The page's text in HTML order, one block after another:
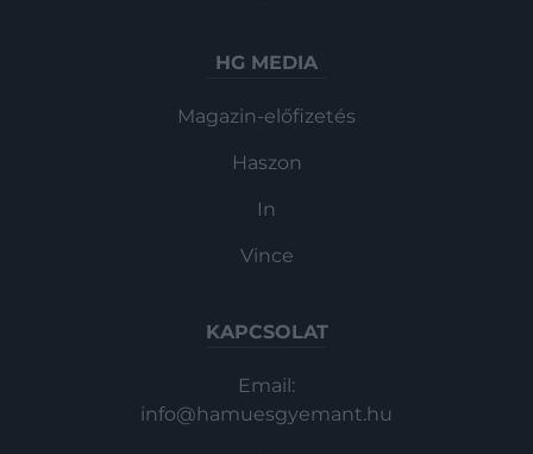
HG MEDIA
Magazin-előfizetés
Haszon
In
Vince
KAPCSOLAT
Email:
info@hamuesgyemant.hu